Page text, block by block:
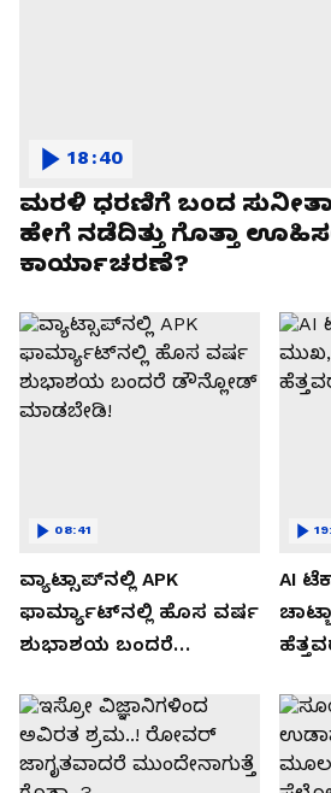
ಮರಳಿ ಧರಣಿಗೆ ಬಂದ
ಹೇಗೆ ನಡೆದಿತ್ತು ಗೊತ್ತಾ
ಕಾರ್ಯಾಚರಣೆ?
18:40
ವ್ಯಾಟ್ಸಾಪ್‌ನಲ್ಲಿ APK
ಫಾರ್ಮ್ಯಾಟ್‌ನಲ್ಲಿ ಹೊಸ ವರ್ಷ
ಶುಭಾಶಯ ಬಂದರೆ
08:41
AI